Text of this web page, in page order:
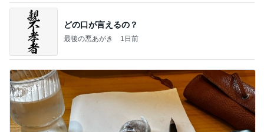
どの口が言えるの？
最後の悪あがき 1日前